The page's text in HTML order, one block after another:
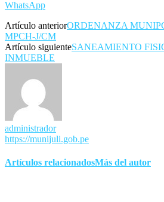
WhatsApp
Artículo anteriorORDENANZA
MPCH-J/CM
Artículo siguienteSANEAMIENTO
INMUEBLE
administrador
https://munijuli.gob.pe
Artículos relacionadosMás del autor